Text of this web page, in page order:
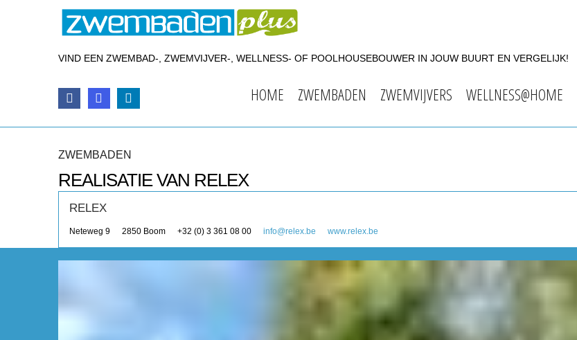
VIND EEN ZWEMBAD-, ZWEMVIJVER-, WELLNESS- OF POOLHOUSEBOUWER IN JOUW BUURT EN VERGELIJK!
HOME ZWEMBADEN ZWEMVIJVERS WELLNESS@HOME
ZWEMBADEN
REALISATIE VAN RELEX
RELEX
Neteweg 9 2850 Boom +32 (0) 3 361 08 00 info@relex.be www.relex.be